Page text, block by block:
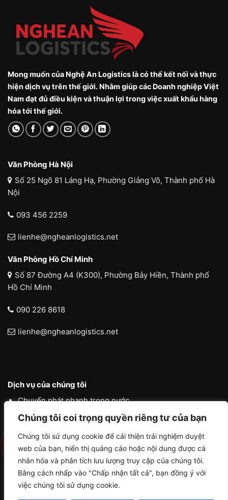
Chúng tôi coi trọng quyền riêng tư của bạn
Chúng tôi sử dụng cookie để cải thiện trải nghiệm duyệt
web của bạn, hiển thị quảng cáo hoặc nội dung được cá
nhân hóa và phân tích lưu lượng truy cập của chúng tôi.
Bằng cách nhấp vào "Chấp nhận tất cả", bạn đồng ý với
việc chúng tôi sử dụng cookie.
Mong muốn của Nghệ An Logistics là có thể kết nối và thực
hiện dịch vụ trên thế giới. Nhằm giúp các Doanh nghiệp Việt
Nam đạt đủ điều kiện và thuận lợi trong việc xuất khẩu hàng
hóa tới thế giới.
Văn Phòng Hà Nội
Số 25 Ngõ 81 Láng Hạ, Phường Giảng Võ, Thành phố Hà
Nội
093 456 2259
lienhe@ngheanlogistics.net
Văn Phòng Hồ Chí Minh
Số 87 Đường A4 (K300), Phường Bảy Hiền, Thành phố
Hồ Chí Minh
090 226 8618
lienhe@ngheanlogistics.net
Dịch vụ của chúng tôi
Chuyển phát nhanh trong nước
Chuyển phát nhanh quốc tế
Liên vận quốc tế
Logistics vận tải nội địa